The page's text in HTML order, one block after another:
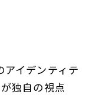
イデンティテ
独自の視点